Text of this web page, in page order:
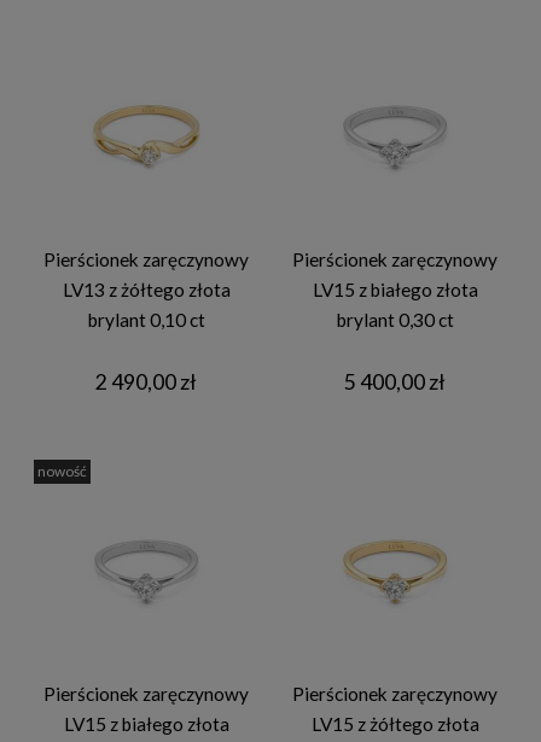
Pierścionek zaręczynowy
LV13 z żółtego złota
brylant 0,10 ct
2 490,00 zł
Pierścionek zaręczynowy
LV15 z białego złota
brylant 0,30 ct
5 400,00 zł
Pierścionek zaręczynowy
LV15 z białego złota
nowość
Pierścionek zaręczynowy
LV15 z żółtego złota